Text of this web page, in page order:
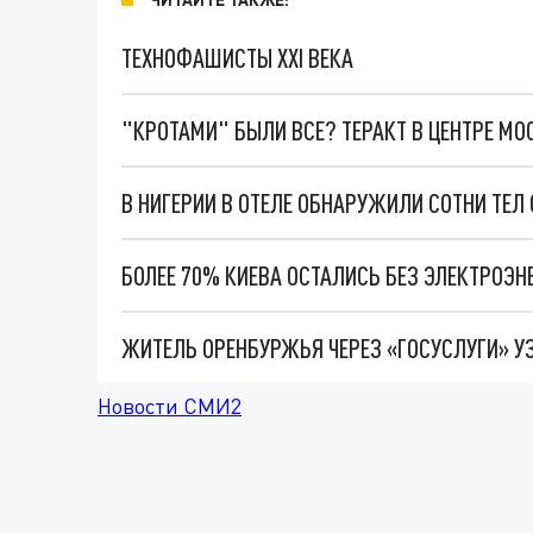
ТЕХНОФАШИСТЫ XXI ВЕКА
"КРОТАМИ" БЫЛИ ВСЕ? ТЕРАКТ В ЦЕНТРЕ
В НИГЕРИИ В ОТЕЛЕ ОБНАРУЖИЛИ СОТНИ
БОЛЕЕ 70% КИЕВА ОСТАЛИСЬ БЕЗ
ЖИТЕЛЬ ОРЕНБУРЖЬЯ ЧЕРЕЗ «ГОСУСЛУГИ»
Новости СМИ2